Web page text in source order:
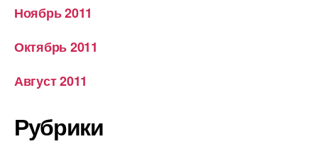
Ноябрь 2011
Октябрь 2011
Август 2011
Рубрики